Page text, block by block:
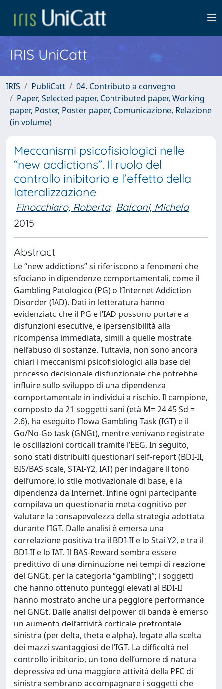
IRIS UniCatt
IRIS PubliCatt
04. Contributo a convegno
Paper, Selected paper, Contributed paper, Working
paper, Poster, Poster paper, Comunicazione, Relazione
(in volume)
Meccanismi psicofisiologici nelle
“new addictions”. Il ruolo del
controllo inibitorio e l’effetto della
lateralizzazione
Finocchiaro, Roberta; Balconi, Michela
2015
Abstract
Le “new addictions” si riferiscono a fenomeni che
sfociano in dipendenze comportamentali, come il
Gambling Patologico (PG) o l’Internet Addiction
Disorder (IAD). Dati in letteratura hanno
evidenziato che il PG e l’IAD possono portare a
disfunzioni esecutive, e ipersensibilità alla
ricompensa immediata, simili a quelle mostrate
nell’abuso di sostanze. Tuttavia, non sono ancora
chiari i meccanismi psicofisiologici alla base del
processo decisionale disfunzionale che potrebbe
influire sullo sviluppo di una dipendenza
comportamentale in individui a rischio. Il campione,
composto da 21 soggetti sani (età M= 24.45 Sd =
2.6), ha eseguito l’Iowa Gambling Task (IGT) e il
Go/No-Go task (GNGt), mentre venivano registrate
le oscillazioni corticali tramite l’EEG. In seguito,
sono stati distribuiti questionari self-report (BDI-II,
BIS/BAS scale, STAI-Y2, IAT) per indagare il tono
dell’umore, lo stile motivazionale di base, e la
dipendenza da Internet. Infine ogni partecipante
compilava un questionario meta-cognitivo per
valutare la consapevolezza della strategia adottata
durante l’IGT. Dalle analisi è emersa una
correlazione positiva tra il BDI-II e lo Stai-Y2, e tra il
BDI-II e lo IAT. Il BAS-Reward sembra essere
predittivo di una diminuzione nei tempi di reazione
del GNGt, per la categoria “gambling”; i soggetti
che hanno ottenuto punteggi elevati al BDI-II
hanno mostrato anche una peggiore performance
nel GNGt. Dalle analisi del power di banda è emerso
un aumento dell’attività corticale prefrontale
sinistra (per delta, theta e alpha), legate alla scelta
dei mazzi svantaggiosi dell’IGT. La difficoltà nel
controllo inibitorio, un tono dell’umore di natura
depressiva ed una maggiore attività della PFC di
sinistra sembrano accompagnare i soggetti che